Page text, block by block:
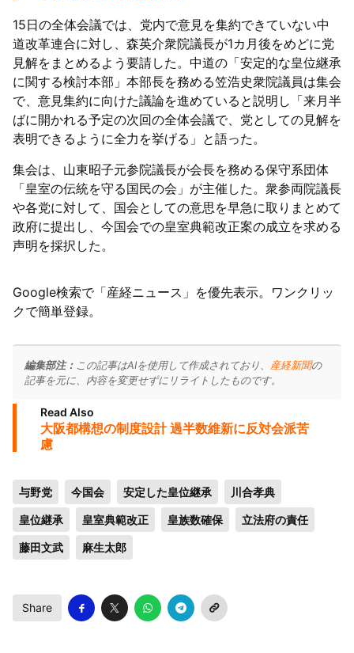
15日の全体会議では、党内で意見を集約できていない中
道改革連合に対し、森英介衆院議長が1カ月後をめどに党
見解をまとめるよう要請した。中道の「安定的な皇位継承
に関する検討本部」本部長を務める笠浩史衆院議員は集会
で、意見集約に向けた議論を進めていると説明し「来月半
ばに開かれる予定の次回の全体会議で、党としての見解を
表明できるように全力を挙げる」と語った。
集会は、山東昭子元参院議長が会長を務める保守系団体
「皇室の伝統を守る国民の会」が主催した。衆参両院議長
や各党に対して、国会としての意思を早急に取りまとめて
政府に提出し、今国会での皇室典範改正案の成立を求める
声明を採択した。
Google検索で「産経ニュース」を優先表示。ワンクリッ
クで簡単登録。
編集部注： この記事はAIを使用して作成されており、 産経新聞の
記事を元に、内容を変更せずにリライトしたものです。
Read Also
大阪都構想の制度設計 過半数維新に反対会派苦
慮
与野党 今国会 安定した皇位継承 川合孝典
皇位継承 皇室典範改正 皇族数確保 立法府の責任
藤田文武 麻生太郎
Share